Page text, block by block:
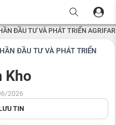
ĐẦU TƯ VÀ PHÁT TRIỂN
ĐẦU TƯ VÀ PHÁT TRIỂN
Kho
2026
TIN